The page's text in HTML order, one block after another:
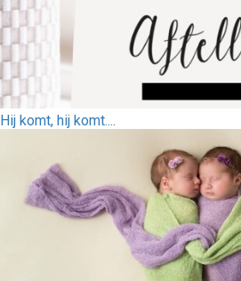
Hij komt, hij komt....